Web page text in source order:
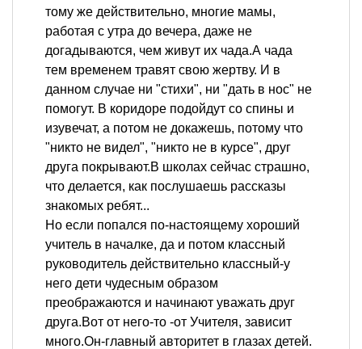
тому же действительно, многие мамы,
работая с утра до вечера, даже не
догадываются, чем живут их чада.А чада
тем временем травят свою жертву. И в
данном случае ни "стихи", ни "дать в нос" не
помогут. В коридоре подойдут со спины и
изувечат, а потом не докажешь, потому что
"никто не видел", "никто не в курсе", друг
друга покрывают.В школах сейчас страшно,
что делается, как послушаешь рассказы
знакомых ребят...
Но если попался по-настоящему хороший
учитель в началке, да и потом классный
руководитель действительно классный-у
него дети чудесным образом
преображаются и начинают уважать друг
друга.Вот от него-то -от Учителя, зависит
много.Он-главный авторитет в глазах детей.